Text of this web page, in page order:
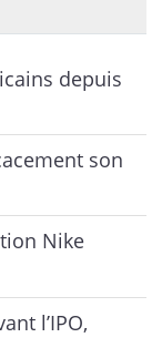
depuis
son
Nike
l’IPO,